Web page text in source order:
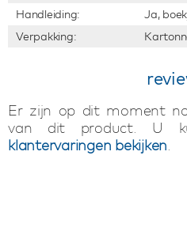
Handleiding:
Ja,
Verpakking:
Er zijn op dit moment
van dit product. U
klantervaringen bekijken.